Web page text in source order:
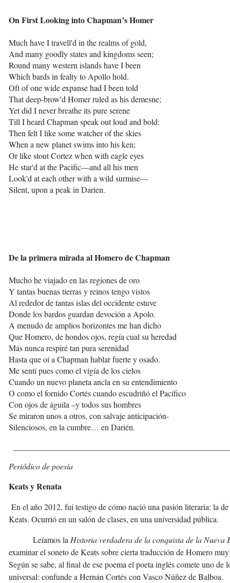
On First Looking into Chapman’s Homer
Much have I travell'd in the realms of gold,
And many goodly states and kingdoms seen;
Round many western islands have I been
Which bards in fealty to Apollo hold.
Oft of one wide expanse had I been told
That deep-brow'd Homer ruled as his demesne;
Yet did I never breathe its pure serene
Till I heard Chapman speak out loud and bold:
Then felt I like some watcher of the skies
When a new planet swims into his ken;
Or like stout Cortez when with eagle eyes
He star'd at the Pacific—and all his men
Look'd at each other with a wild surmise—
Silent, upon a peak in Darien.
De la primera mirada al Homero de Chapman
Mucho he viajado en las regiones de oro
Y tantas buenas tierras y reinos tengo vistos
Al rededor de tantas islas del occidente estuve
Donde los bardos guardan devoción a Apolo.
A menudo de amplios horizontes me han dicho
Que Homero, de hondos ojos, regía cual su heredad
Más nunca respiré tan pura serenidad
Hasta que oí a Chapman hablar fuerte y osado.
Me sentí pues como el vigía de los cielos
Cuando un nuevo planeta ancla en su entendimiento
O como el fornido Cortés cuando escudriñó el Pacífico
Con ojos de águila –y todos sus hombres
Se miraron unos a otros, con salvaje anticipación-
Silenciosos, en la cumbre… en Darién.
Periódico de poesía
Keats y Renata
En el año 2012, fui testigo de cómo nació una pasión literaria: la
Keats. Ocurrió en un salón de clases, en una universidad pública.
Leíamos laHistoriaverdadera de la conquista de la Nueva
examinar el soneto de Keats sobre cierta traducción de Homero
Según se sabe, al final de ese poema el poeta inglés comete uno de
universal: confunde a Hernán Cortés con Vasco Núñez de Balboa.